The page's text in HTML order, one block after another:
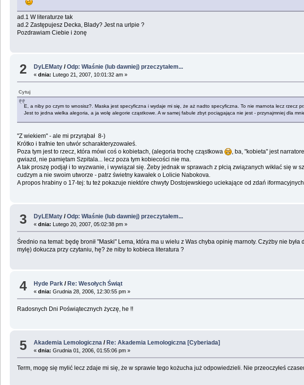
ad.1 W literaturze tak
ad.2 Zastępujesz Decka, Blady? Jest na urlpie ?
Pozdrawiam Ciebie i żonę
2 DyLEMaty /Odp: Właśnie (lub dawniej) przeczytałem...
«dnia: Lutego 21, 2007, 10:01:32 am »
Cytuj
E, a niby po czym to wnosisz?. Maska jest specyficzna i wydaje mi się, że aż nadto specyficzna. To nie marnota lecz rzecz
Jest to jedna wielka alegoria, a ja wolę alegorie cząstkowe. A w samej fabule zbyt pociągająca nie jest - przynajmniej dla
"Z wiekiem" - ale mi przyrąbał 8-)
Krótko i trafnie ten utwór scharakteryzowałeś.
Poza tym jest to rzecz, która mówi coś o kobietach, (alegoria trochę cząstkowa
, ba, "kobieta" jest
gwiazd, nie pamiętam Szpitala... lecz poza tym kobiecości nie ma.
A tak proszę podjął i to wyzwanie, i wywiązał się. Żeby jednak w sprawach z płcią związanych wikłać się
cudzym a nie swoim utworze - patrz świetny kawałek o Lolicie Nabokova.
A propos hrabiny o 17-tej: tu też pokazuje niektóre chwyty Dostojewskiego uciekające od zdań
3 DyLEMaty /Odp: Właśnie (lub dawniej) przeczytałem...
«dnia: Lutego 20, 2007, 05:02:38 pm »
Średnio na temat: będę bronił "Maski" Lema, która ma u wielu z Was chyba opinię marnoty. Czyżby nie
mylę) dokucza przy czytaniu, hę? że niby to kobieca literatura ?
4 Hyde Park /Re: Wesołych Świąt
«dnia: Grudnia 28, 2006, 12:30:55 pm »
Radosnych Dni Poświątecznych życzę, he !!
5 Akademia Lemologiczna / Re: Akademia Lemologiczna [Cyberiada]
«dnia: Grudnia 01, 2006, 01:55:06 pm »
Term, mogę się mylić lecz zdaje mi się, że w sprawie tego kożucha już odpowiedzieli. Nie przeoczyłeś